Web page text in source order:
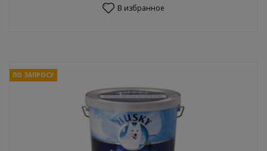
В избранное
ПО ЗАПРОСУ